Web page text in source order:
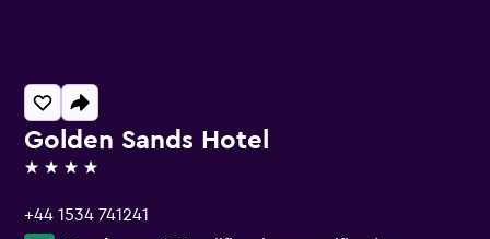
Golden Sands Hotel
4 estrellas
+44 1534 741241